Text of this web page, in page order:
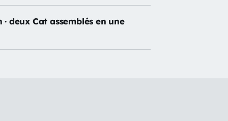
deux Cat assemblés en une